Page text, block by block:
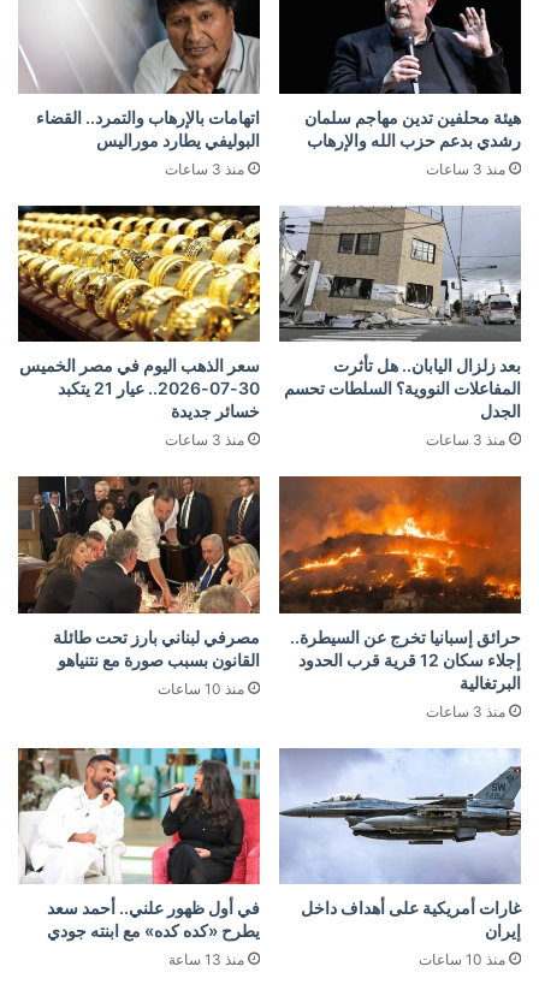
هيئة محلفين تدين مهاجم سلمان
رشدي بدعم حزب الله والإرهاب
منذ 3 ساعات
اتهامات بالإرهاب والتمرد.. القضاء
البوليفي يطارد موراليس
منذ 3 ساعات
بعد زلزال اليابان.. هل تأثرت
المفاعلات النووية؟ السلطات تحسم
الجدل
منذ 3 ساعات
سعر الذهب اليوم في مصر الخميس
30-07-2026.. عيار 21 يتكبد
خسائر جديدة
منذ 3 ساعات
حرائق إسبانيا تخرج عن السيطرة..
إجلاء سكان 12 قرية قرب الحدود
البرتغالية
منذ 3 ساعات
مصرفي لبناني بارز تحت طائلة
القانون بسبب صورة مع نتنياهو
منذ 10 ساعات
غارات أمريكية على أهداف داخل
إيران
منذ 10 ساعات
في أول ظهور علني.. أحمد سعد
يطرح «كده كده» مع ابنته جودي
منذ 13 ساعة